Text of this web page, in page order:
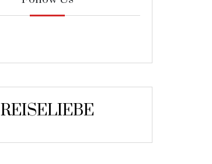
REISELIEBE